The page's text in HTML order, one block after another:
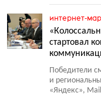
интернет-
стартовал
Победители
и
«Яндекс»,